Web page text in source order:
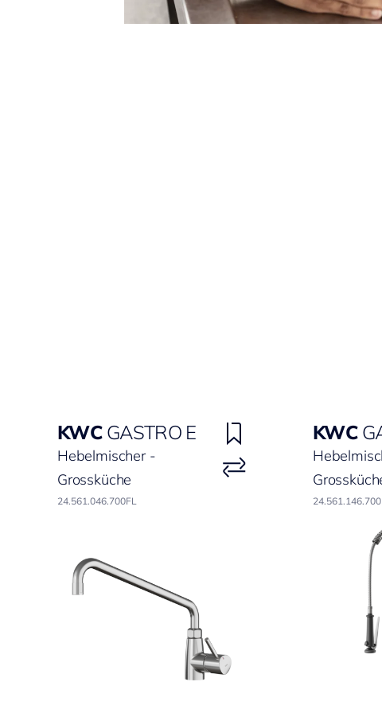
KWC GASTRO E
Hebelmischer -
Grossküche
24.561.046.700FL
KWC